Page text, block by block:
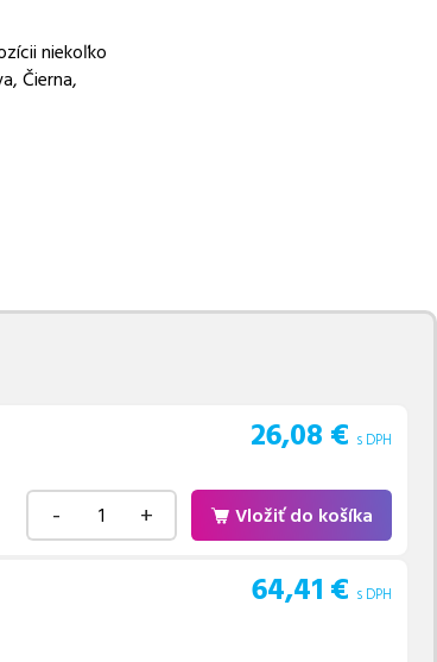
niekoľko
Čierna,
otázky,
26,08 € s DPH
- + Vložiť do košíka
64,41 € s DPH